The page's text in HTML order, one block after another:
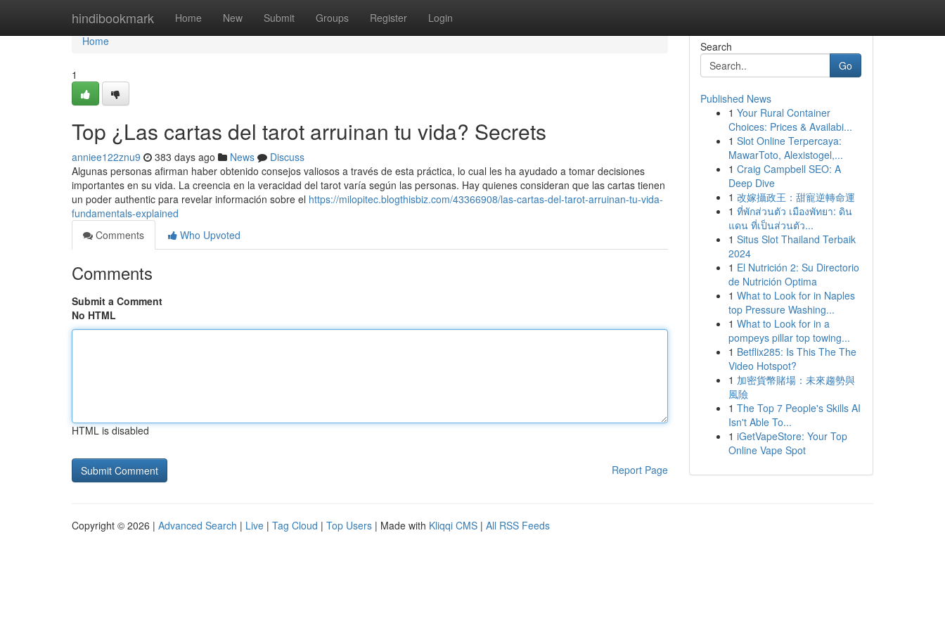
hindibookmark Home New Submit Groups Register Login
Home
Home
1
Top ¿Las cartas del tarot arruinan tu vida? Secrets
anniee122znu9 383 days ago News
Discuss
Algunas personas afirman haber obtenido consejos valiosos a través de esta práctica, lo cual les ha ayudado a tomar decisiones
importantes en su vida. La creencia en la veracidad del tarot varía según las personas. Hay quienes consideran que las cartas tienen
un poder authentic para revelar información sobre el https://milopitec.blogthisbiz.com/43366908/las-cartas-del-tarot-arruinan-tu-vida-
fundamentals-explained
Comments
Who Upvoted
Comments
Submit a Comment
No HTML
HTML is disabled
Report Page
Search
Go
Published News
1 Your Rural Container
Choices: Prices & Availabi...
1 Slot Online Terpercaya:
MawarToto, Alexistogel,...
1 Craig Campbell SEO: A
Deep Dive
1 改嫁攝政王：甜寵逆轉命運
1 ที่พักส่วนตัว เมืองพัทยา: ดิน
แดน ที่เป็นส่วนตัว...
1 Situs Slot Thailand Terbaik
2024
1 El Nutrición 2: Su Directorio
de Nutrición Optima
1 What to Look for in Naples
top Pressure Washing...
1 What to Look for in a
pompeys pillar top towing...
1 Betflix285: Is This The The
Video Hotspot?
1 加密貨幣賭場：未來趨勢與
風險
1 The Top 7 People's Skills AI
Isn't Able To...
1 iGetVapeStore: Your Top
Online Vape Spot
Copyright © 2026 | Advanced Search | Live | Tag Cloud | Top Users | Made with Kliqqi CMS | All RSS Feeds